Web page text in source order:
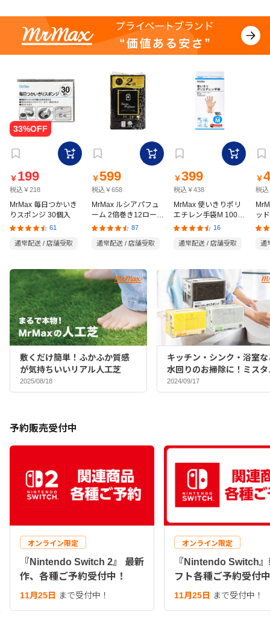
￥ 199
税込￥218
MrMax 毎日つかいき
りスポンジ 30個入
61
通常配送 / 店舗受取
￥599
税込￥658
MrMax ルシアパフュ
ーム 2倍巻き12ロール
ダブル
87
通常配送 / 店舗受取
￥399
税込￥438
MrMax 使いきりポリ
エチレン手袋M 100枚
入
16
通常配送 / 店舗受取
￥
税込
ッ
の
通
敷くだけ簡単！ふかふか質感
が気持ちいいリアル人工芝
2025/08/18
キッチン・シンク・浴室な
水回りのお掃除に！ミスタ
マックスバイヤーおすすめ
ポンジ♪
2024/09/17
予約販売受付中
オンライン限定
『Nintendo Switch 2』 最新
作、各種ご予約受付中！
11月25日 まで受付中！
オンライン限定
『Nintendo Switch
フト各種ご予約受付
11月25日 まで受付中！